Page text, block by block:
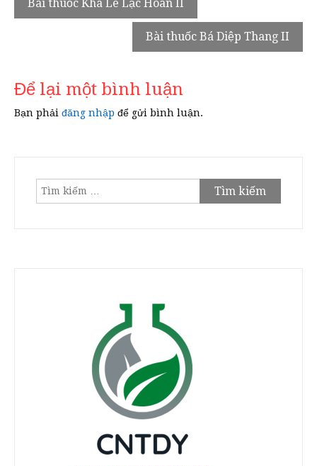
hướng
Bài thuốc Kha Lê Lặc Hoàn II
Bài thuốc Bá Diệp Thang II
Để lại một bình luận
Bạn phải đăng nhập để gửi bình luận.
Tìm